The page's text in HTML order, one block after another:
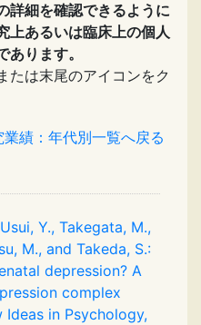
詳細を確認できるように
上あるいは臨床上の個人
ります。
たは末尾のアイコンをク
績：年代別一覧へ戻る
Y., Takegata, M.,
M., and Takeda, S.:
depression? A
complex
in Psychology,